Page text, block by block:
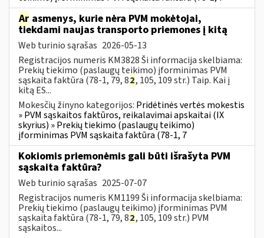
Ar asmenys, kurie nėra PVM mokėtojai,
tiekdami naujas transporto priemones į kitą
Web turinio sąrašas 2026-05-13
Registracijos numeris KM3828 Ši informacija skelbiama:
Prekių tiekimo (paslaugų teikimo) įforminimas PVM
sąskaita faktūra (78-1, 79, 82, 105, 109 str.) Taip. Kai į
kitą ES...
Mokesčių žinyno kategorijos: Pridėtinės vertės mokestis
» PVM sąskaitos faktūros, reikalavimai apskaitai (IX
skyrius) » Prekių tiekimo (paslaugų teikimo)
įforminimas PVM sąskaita faktūra (78-1, 7
Kokiomis priemonėmis gali būti išrašyta PVM
sąskaita faktūra?
Web turinio sąrašas 2025-07-07
Registracijos numeris KM1199 Ši informacija skelbiama:
Prekių tiekimo (paslaugų teikimo) įforminimas PVM
sąskaita faktūra (78-1, 79, 82, 105, 109 str.) PVM
sąskaitos...